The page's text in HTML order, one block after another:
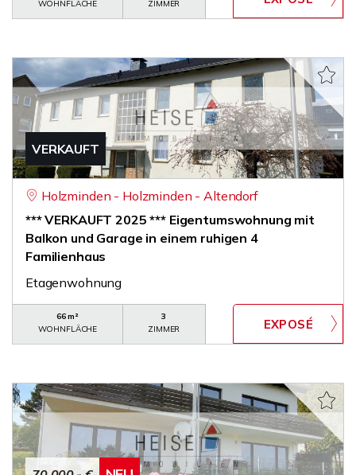
WOHNFLÄCHE
ZIMMER
VERKAUFT
Holzminden - Holzminden - Altendorf
*** VERKAUFT 2025 *** Eigentumswohnung mit
Balkon und Garage in einem ruhigen 4
Familienhaus
Etagenwohnung
66 m²
WOHNFLÄCHE
3
ZIMMER